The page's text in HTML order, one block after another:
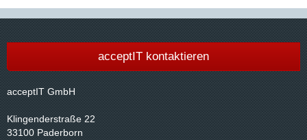
acceptIT kontaktieren
acceptIT GmbH
Klingenderstraße 22
33100 Paderborn